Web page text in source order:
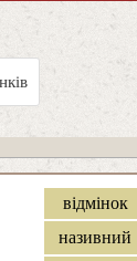
відмінок
називний